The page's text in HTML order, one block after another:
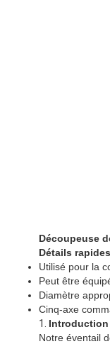
Découpeuse
Détails rapides
Utilisé pour la
Peut être
Diamètre
Cinq-axe
1. Introduction
Notre éventail